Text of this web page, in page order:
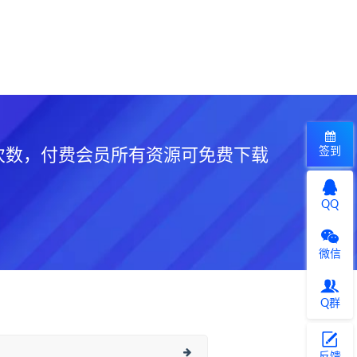
，付费会员所有资源可免费下载 签到
QQ
微信
Q群